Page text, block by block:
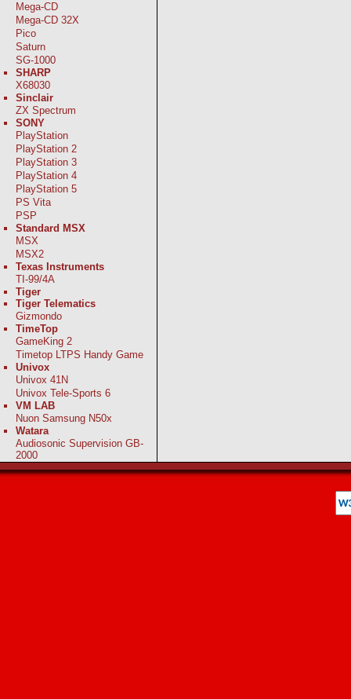
Mega-CD
Mega-CD 32X
Pico
Saturn
SG-1000
SHARP
X68030
Sinclair
ZX Spectrum
SONY
PlayStation
PlayStation 2
PlayStation 3
PlayStation 4
PlayStation 5
PS Vita
PSP
Standard MSX
MSX
MSX2
Texas Instruments
TI-99/4A
Tiger
Tiger Telematics
Gizmondo
TimeTop
GameKing 2
Timetop LTPS Handy Game
Univox
Univox 41N
Univox Tele-Sports 6
VM LAB
Nuon Samsung N50x
Watara
Audiosonic Supervision GB-
2000